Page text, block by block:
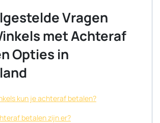
Vragen
met Achteraf
Opties in
kun je achteraf betalen?
betalen zijn er?